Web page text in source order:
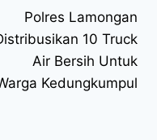
Polres Lamongan
10 Truck
Air Bersih Untuk
Kedungkumpul